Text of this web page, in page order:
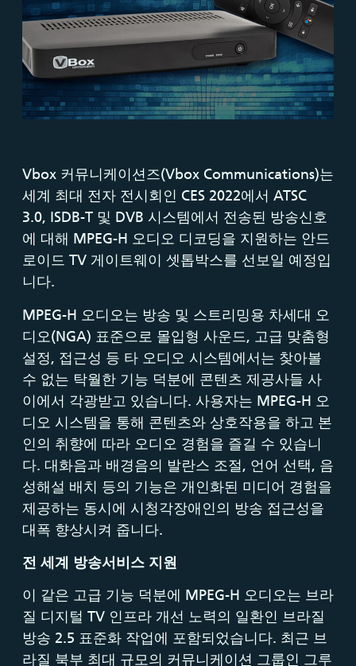
Vbox 커뮤니케이션즈(Vbox Communications)는
세계 최대 전자 전시회인 CES 2022에서 ATSC
3.0, ISDB-T 및 DVB 시스템에서 전송된 방송신호
에 대해 MPEG-H 오디오 디코딩을 지원하는 안드
로이드 TV 게이트웨이 셋톱박스를 선보일 예정입
니다.
MPEG-H 오디오는 방송 및 스트리밍용 차세대 오
디오(NGA) 표준으로 몰입형 사운드, 고급 맞춤형
설정, 접근성 등 타 오디오 시스템에서는 찾아볼
수 없는 탁월한 기능 덕분에 콘텐츠 제공사들 사
이에서 각광받고 있습니다. 사용자는 MPEG-H 오
디오 시스템을 통해 콘텐츠와 상호작용을 하고 본
인의 취향에 따라 오디오 경험을 즐길 수 있습니
다. 대화음과 배경음의 발란스 조절, 언어 선택, 음
성해설 배치 등의 기능은 개인화된 미디어 경험을
제공하는 동시에 시청각장애인의 방송 접근성을
대폭 향상시켜 줍니다.
전 세계 방송서비스 지원
이 같은 고급 기능 덕분에 MPEG-H 오디오는 브라
질 디지털 TV 인프라 개선 노력의 일환인 브라질
방송 2.5 표준화 작업에 포함되었습니다. 최근 브
라질 북부 최대 규모의 커뮤니케이션 그룹인 그루